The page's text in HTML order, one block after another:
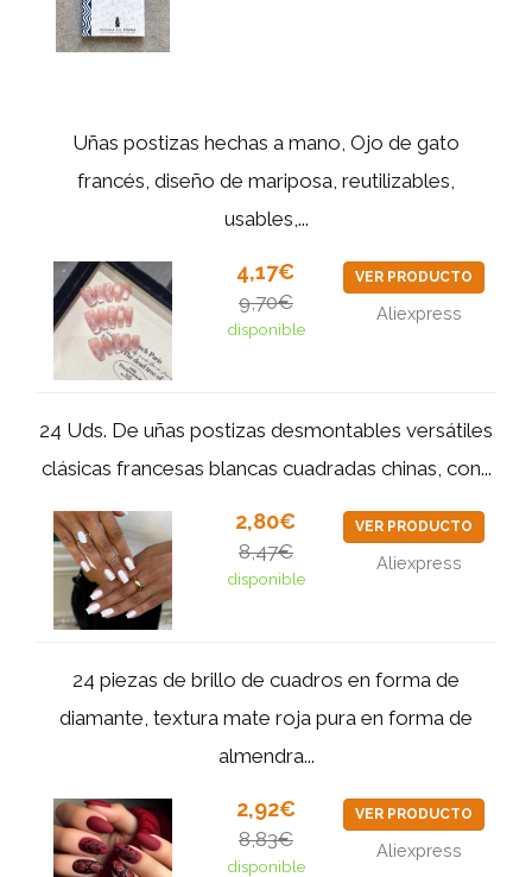
Uñas postizas hechas a mano, Ojo de gato
francés, diseño de mariposa, reutilizables,
usables,...
4,17€
9,70€
disponible
VER PRODUCTO
Aliexpress
24 Uds. De uñas postizas desmontables versátiles
clásicas francesas blancas cuadradas chinas, con...
2,80€
8,47€
disponible
VER PRODUCTO
Aliexpress
24 piezas de brillo de cuadros en forma de
diamante, textura mate roja pura en forma de
almendra...
2,92€
8,83€
disponible
VER PRODUCTO
Aliexpress